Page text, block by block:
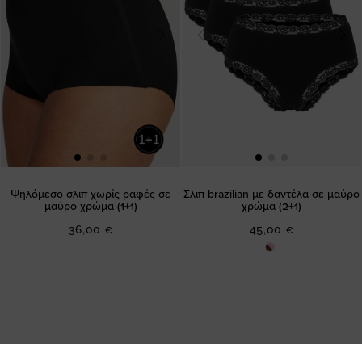
Ψηλόμεσο σλιπ χωρίς ραφές σε
μαύρο χρώμα (1+1)
36,00 €
Σλιπ brazilian με δαντέλα σε μαύρο
χρώμα (2+1)
45,00 €